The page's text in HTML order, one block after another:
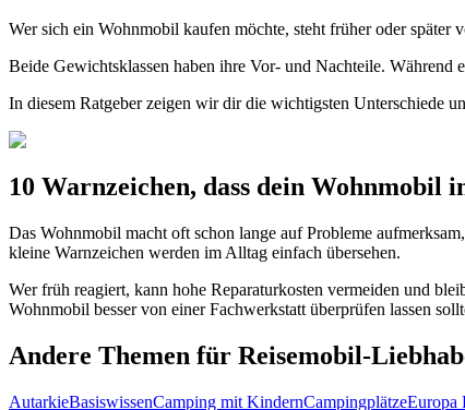
Wer sich ein Wohnmobil kaufen möchte, steht früher oder
Beide Gewichtsklassen haben ihre Vor- und Nachteile.
In diesem Ratgeber zeigen wir dir die wichtigsten Unterschiede
10 Warnzeichen, dass dein Wohnmobil
Das Wohnmobil macht oft schon lange auf Probleme
kleine Warnzeichen werden im Alltag einfach übersehen.
Wer früh reagiert, kann hohe Reparaturkosten vermeiden und
Wohnmobil besser von einer Fachwerkstatt überprüfen lassen
Andere Themen für Reisemobil-
AutarkieBasiswissenCamping mit KindernCampingplätzeEuropa